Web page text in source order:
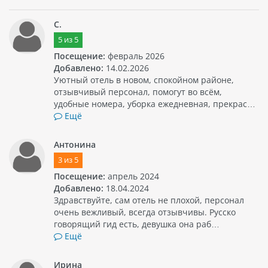
С.
5из 5
Посещение: февраль 2026
Добавлено: 14.02.2026
Уютный отель в новом, спокойном районе,
отзывчивый персонал, помогут во всём,
удобные номера, уборка ежедневная, прекрас…
Ещё
Антонина
3из 5
Посещение: апрель 2024
Добавлено: 18.04.2024
Здравствуйте, сам отель не плохой, персонал
очень вежливый, всегда отзывчивы. Русско
говорящий гид есть, девушка она раб…
Ещё
Ирина